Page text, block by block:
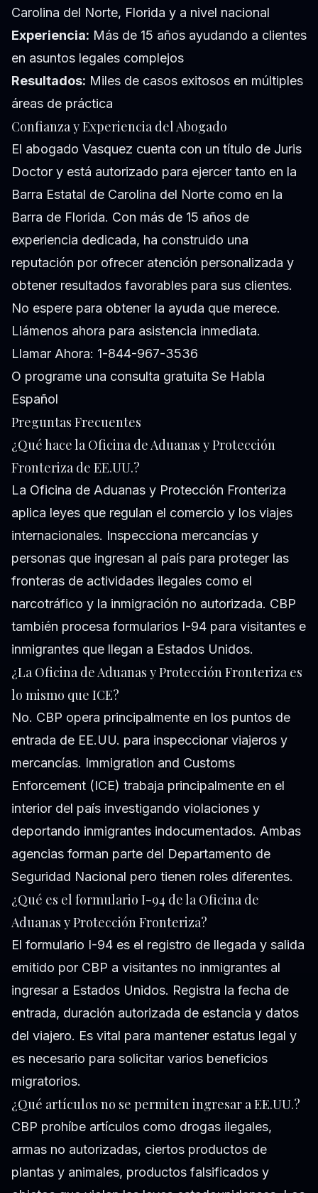
Carolina del Norte, Florida y a nivel nacional
Experiencia: Más de 15 años ayudando a clientes
en asuntos legales complejos
Resultados: Miles de casos exitosos en múltiples
áreas de práctica
Confianza y Experiencia del Abogado
El abogado Vasquez cuenta con un título de Juris
Doctor y está autorizado para ejercer tanto en la
Barra Estatal de Carolina del Norte como en la
Barra de Florida. Con más de 15 años de
experiencia dedicada, ha construido una
reputación por ofrecer atención personalizada y
obtener resultados favorables para sus clientes.
No espere para obtener la ayuda que merece.
Llámenos ahora para asistencia inmediata.
Llamar Ahora: 1-844-967-3536
O programe una consulta gratuita Se Habla
Español
Preguntas Frecuentes
¿Qué hace la Oficina de Aduanas y Protección
Fronteriza de EE.UU.?
La Oficina de Aduanas y Protección Fronteriza
aplica leyes que regulan el comercio y los viajes
internacionales. Inspecciona mercancías y
personas que ingresan al país para proteger las
fronteras de actividades ilegales como el
narcotráfico y la inmigración no autorizada. CBP
también procesa formularios I-94 para visitantes e
inmigrantes que llegan a Estados Unidos.
¿La Oficina de Aduanas y Protección Fronteriza es
lo mismo que ICE?
No. CBP opera principalmente en los puntos de
entrada de EE.UU. para inspeccionar viajeros y
mercancías. Immigration and Customs
Enforcement (ICE) trabaja principalmente en el
interior del país investigando violaciones y
deportando inmigrantes indocumentados. Ambas
agencias forman parte del Departamento de
Seguridad Nacional pero tienen roles diferentes.
¿Qué es el formulario I-94 de la Oficina de
Aduanas y Protección Fronteriza?
El formulario I-94 es el registro de llegada y salida
emitido por CBP a visitantes no inmigrantes al
ingresar a Estados Unidos. Registra la fecha de
entrada, duración autorizada de estancia y datos
del viajero. Es vital para mantener estatus legal y
es necesario para solicitar varios beneficios
migratorios.
¿Qué artículos no se permiten ingresar a EE.UU.?
CBP prohíbe artículos como drogas ilegales,
armas no autorizadas, ciertos productos de
plantas y animales, productos falsificados y